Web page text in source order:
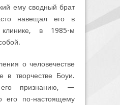
ему сводный брат
навещал его в
клинике, в 1985-м
о человечестве
в творчестве Боуи.
признанию, —
его по-настоящему